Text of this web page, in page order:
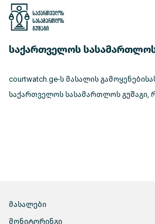
საქართველოს სასამართლოს
courtwatch.ge-ს მასალის
საქართველოს სასამართლოს გუშაგი,
მასალები
მონიტორინგი